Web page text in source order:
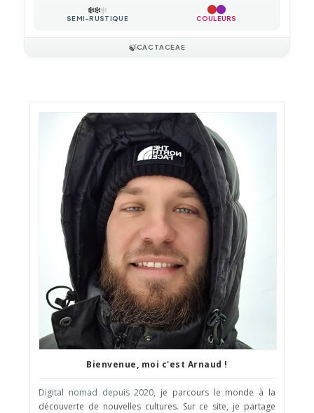
❄️❄️❄️
SEMI-RUSTIQUE COULEURS
🍃CACTACEAE
Bienvenue, moi c'est Arnaud !
Digital nomad depuis 2020, je parcours le monde à la
découverte de nouvelles cultures. Sur ce site, je partage